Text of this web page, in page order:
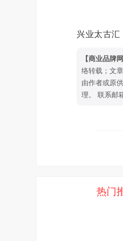
兴业太古汇
【商业品牌
络转载；文
由作者或原
理。 联系邮
热门